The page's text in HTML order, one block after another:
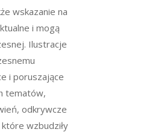
wskazanie na
i mogą
Ilustracje
i poruszające
tematów,
odkrywcze
wzbudziły